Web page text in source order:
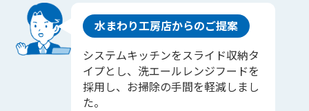
水まわり工房店からのご提案
システムキッチンをスライド収納タ
イプとし、洗エールレンジフードを
採用し、お掃除の手間を軽減しまし
た。